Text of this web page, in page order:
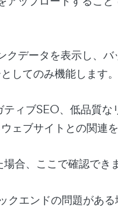
データを表示し、
してのみ機能します。
ィブSEO、低品質な
ェブサイトとの関連
合、ここで確認できま
エンドの問題があ